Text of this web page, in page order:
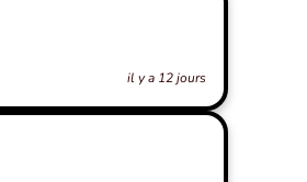
il y a 12 jours